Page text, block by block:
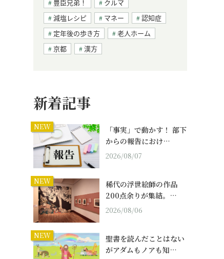
豊臣兄弟！
クルマ
減塩レシピ
マネー
認知症
定年後の歩き方
老人ホーム
京都
漢方
新着記事
NEW
「事実」で動かす！ 部下
からの報告におけ…
2026/08/07
NEW
稀代の浮世絵師の作品
200点余りが集結。…
2026/08/06
NEW
聖書を読んだことはない
がアダムもノアも知…